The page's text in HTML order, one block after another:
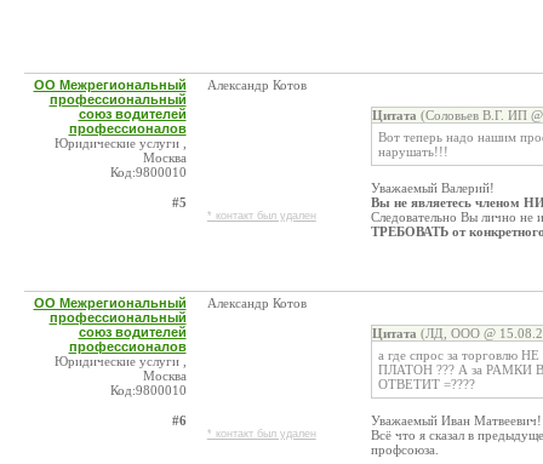
ОО Межрегиональный
профессиональный
союз водителей
профессионалов
Юридические услуги ,
Москва
Код:9800010
#5
Александр Котов
* контакт был удален
Цитата (Соловьев В.Г. ИП
Вот теперь надо нашим
нарушать!!!
Уважаемый Валерий!
Вы не являетесь членом
Следовательно Вы лично
ТРЕБОВАТЬ от
ОО Межрегиональный
профессиональный
союз водителей
профессионалов
Юридические услуги ,
Москва
Код:9800010
#6
Александр Котов
* контакт был удален
Цитата (ЛД, ООО @
а где спрос за торговлю
ПЛАТОН ??? А за РАМКИ
ОТВЕТИТ =????
Уважаемый Иван Матвеевич!
Всё что я сказал в
профсоюза.